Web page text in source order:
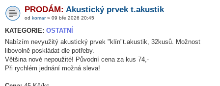
PRODÁM: Akustický prvek t.akustik
od komar» 09 bře 2026 20:45
KATEGORIE: OSTATNÍ
Nabízím nevyužitý akustický prvek "klín"t.akustik, 32kusů. Možnost
libovolně poskládat dle potřeby.
Většina nové nepoužité! Původní cena za kus 74,-
Při rychlém jednání možná sleva!